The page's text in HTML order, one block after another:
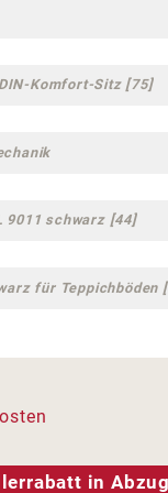
Komfort-Sitz [75]
9011 schwarz [44]
für Teppichböden
in